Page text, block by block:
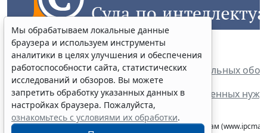
Только оригинальная комбинация описательных
Закупка контрафактного товара для собственных
Интернет-сайт журнала Суда по интеллектуальным правам
Мы обрабатываем локальные данные
браузера и используем инструменты
аналитики в целях улучшения и обеспечения
работоспособности сайта, статистических
исследований и обзоров. Вы можете
запретить обработку указанных данных в
настройках браузера. Пожалуйста,
ознакомьтесь с условиями их обработки.